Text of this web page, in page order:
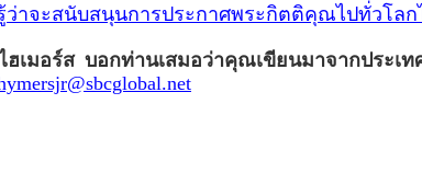
าจะสนับสนุนการประกาศพระกิตติคุณไปทั่วโลก
มอร์ส บอกท่านเสมอว่าคุณเขียนมาจากประเ